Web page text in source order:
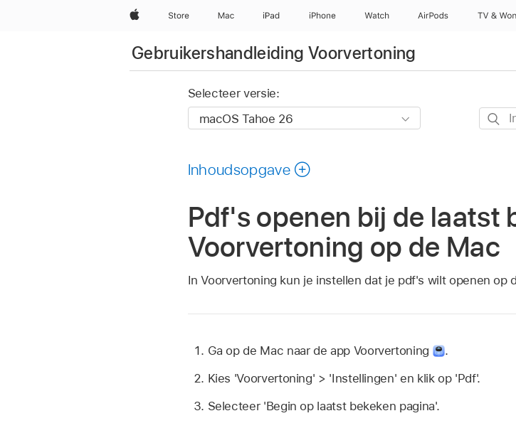
AppleStore Mac iPad iPhone Watch AirPods TV &
Gebruikershandleiding Voorvertoning
Selecteer versie:
In
Inhoudsopgave
Pdf's openen bij de laatst
Voorvertoning op de Mac
In Voorvertoning kun je instellen dat je pdf's wilt openen op
Ga op de Mac naar de app Voorvertoning
.
Kies 'Voorvertoning' > 'Instellingen' en klik op 'Pdf'.
Selecteer 'Begin op laatst bekeken pagina'.